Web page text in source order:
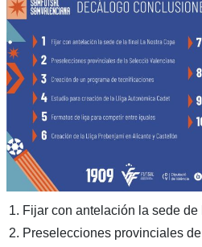
Fijar con antelación la sede
Preselecciones provinciales